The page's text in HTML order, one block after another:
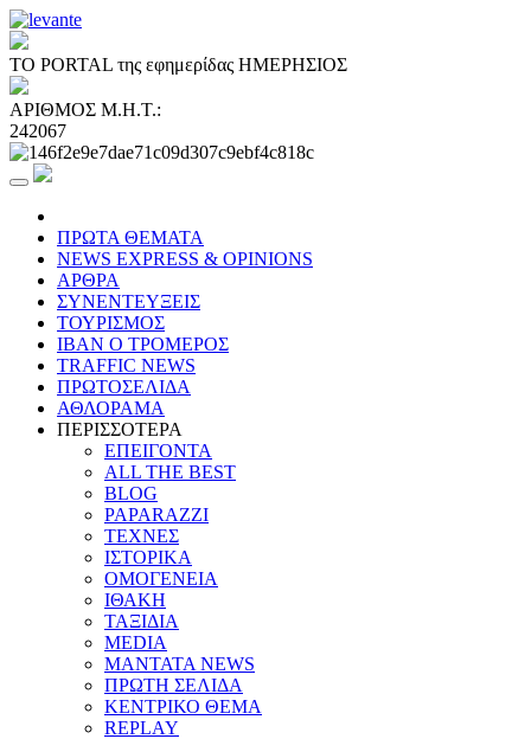
ΤΟ PORTAL της εφημερίδας ΗΜΕΡΗΣΙΟΣ
ΑΡΙΘΜΟΣ Μ.Η.Τ.:
242067
ΠΡΩΤΑ ΘΕΜΑΤΑ
NEWS EXPRESS & OPINIONS
ΑΡΘΡΑ
ΣΥΝΕΝΤΕΥΞΕΙΣ
ΤΟΥΡΙΣΜΟΣ
ΙΒΑΝ Ο ΤΡΟΜΕΡΟΣ
TRAFFIC NEWS
ΠΡΩΤΟΣΕΛΙΔΑ
ΑΘΛΟΡΑΜΑ
ΠΕΡΙΣΣΟΤΕΡΑ
ΕΠΕΙΓΟΝΤΑ
ALL THE BEST
BLOG
PAPARAZZI
ΤΕΧΝΕΣ
ΙΣΤΟΡΙΚΑ
ΟΜΟΓΕΝΕΙΑ
ΙΘΑΚΗ
ΤΑΞΙΔΙΑ
MEDIA
MANTATA NEWS
ΠΡΩΤΗ ΣΕΛΙΔΑ
ΚΕΝΤΡΙΚΟ ΘΕΜΑ
REPLAY